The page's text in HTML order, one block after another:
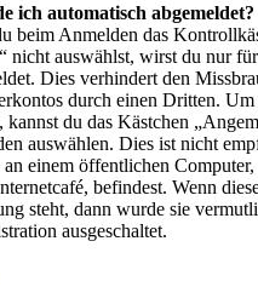
ich automatisch abgemeldet?
beim Anmelden das
nicht auswählst, wirst du nur
Dies verhindert den
durch einen Dritten. Um
kannst du das Kästchen
auswählen. Dies ist nicht
einem öffentlichen
befindest. Wenn
steht, dann wurde sie
ausgeschaltet.